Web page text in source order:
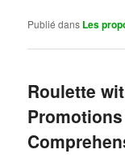
Publié dans Les
Roulette